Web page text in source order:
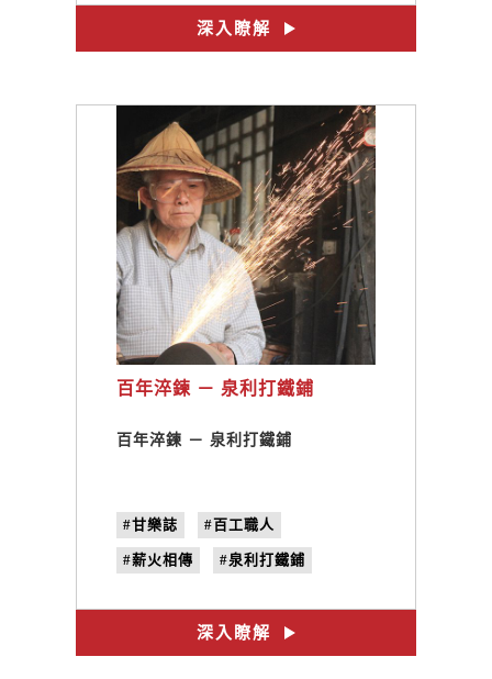
#插畫家楊逸群 #大容戲院
深入瞭解
百年淬鍊 － 泉利打鐵鋪
百年淬鍊 － 泉利打鐵鋪
#甘樂誌 #百工職人
#薪火相傳 #泉利打鐵鋪
深入瞭解